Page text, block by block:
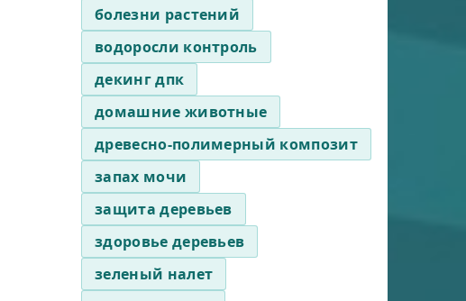
болезни растений
водоросли контроль
декинг дпк
домашние животные
древесно-полимерный композит
запах мочи
защита деревьев
здоровье деревьев
зеленый налет